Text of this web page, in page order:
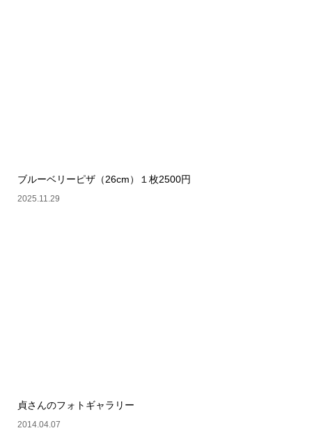
ブルーベリーピザ（26cm）１枚2500円
2025.11.29
貞さんのフォトギャラリー
2014.04.07